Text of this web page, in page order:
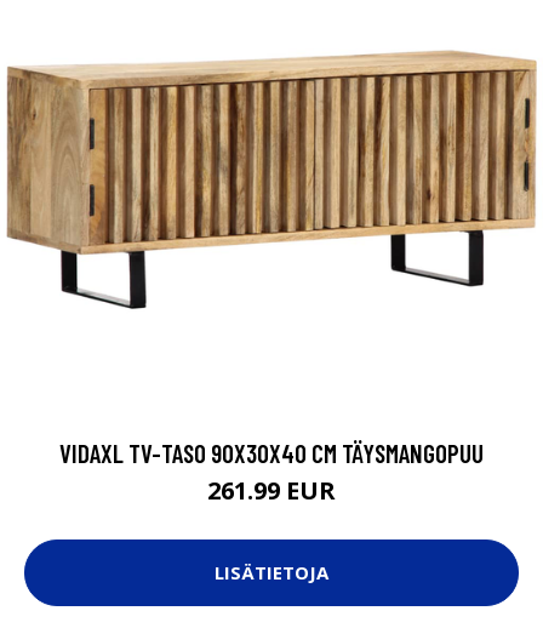
VIDAXL TV-TASO 90X30X40 CM TÄYSMANGOPUU
261.99 EUR
LISÄTIETOJA